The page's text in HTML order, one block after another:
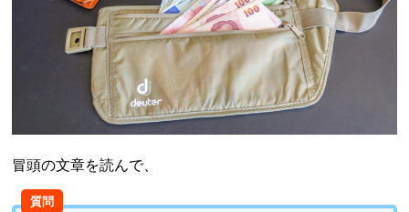
冒頭の文章を読んで、
質問